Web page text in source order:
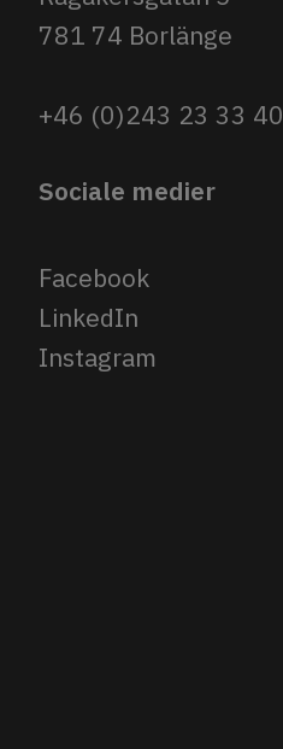
781 74 Borlänge
+46 (0)243 23 33 40
Sociale medier
Facebook
LinkedIn
Instagram